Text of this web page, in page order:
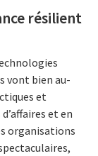
résilient
vont bien au-
et
et en
organisations